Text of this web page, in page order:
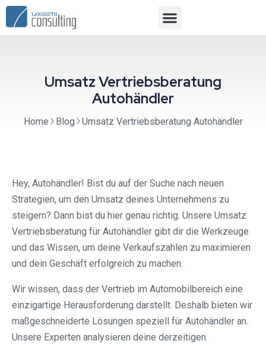
Umsatz Vertriebsberatung
Autohändler
Home Blog Umsatz Vertriebsberatung Autohändler
Hey, Autohändler! Bist du auf der Suche nach neuen
Strategien, um den Umsatz deines Unternehmens zu
steigern? Dann bist du hier genau richtig. Unsere Umsatz
Vertriebsberatung für Autohändler gibt dir die Werkzeuge
und das Wissen, um deine Verkaufszahlen zu maximieren
und dein Geschäft erfolgreich zu machen.
Wir wissen, dass der Vertrieb im Automobilbereich eine
einzigartige Herausforderung darstellt. Deshalb bieten wir
maßgeschneiderte Lösungen speziell für Autohändler an.
Unsere Experten analysieren deine derzeitigen